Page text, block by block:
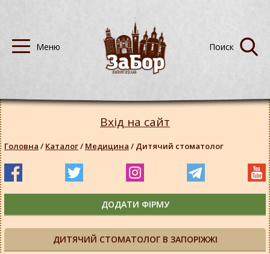
ДИТЯЧИЙ СТОМАТОЛОГ В ЗАПОРІЖЖІ
Вхід на сайт
Головна / Каталог/ Медицина / Дитячий стоматолог
ДОДАТИ ФІРМУ